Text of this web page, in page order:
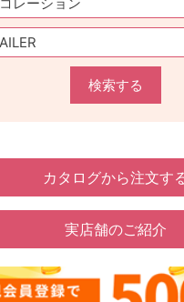
検索する
カタログから注文す
実店舗のご紹介